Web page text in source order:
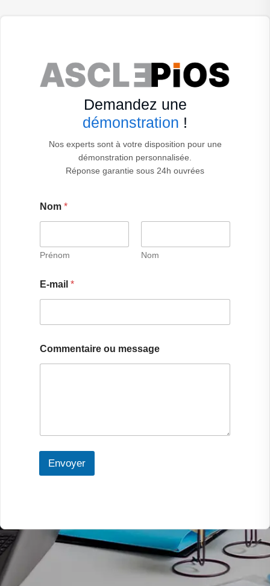
Demandez une
démonstration !
Nos experts sont à votre disposition pour une
démonstration personnalisée.
Réponse garantie sous 24h ouvrées
Nom *
Prénom Nom
o
m
u
E-mail *
Commentaire ou message
Envoyer